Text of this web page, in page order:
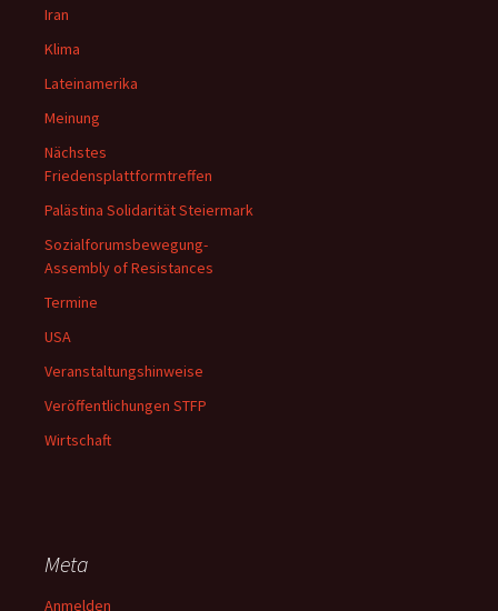
Iran
Klima
Lateinamerika
Meinung
Nächstes
Friedensplattformtreffen
Palästina Solidarität Steiermark
Sozialforumsbewegung-
Assembly of Resistances
Termine
USA
Veranstaltungshinweise
Veröffentlichungen STFP
Wirtschaft
Meta
Anmelden